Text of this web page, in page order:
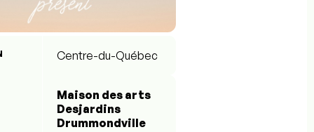
Centre-du-Québec
Maison des arts
Desjardins
Drummondville